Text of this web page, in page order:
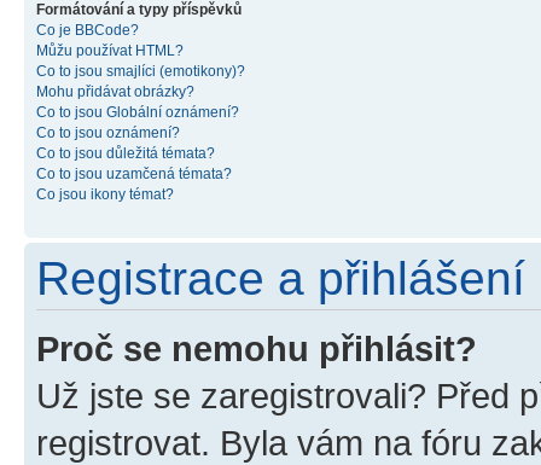
Formátování a typy příspěvků
Co je BBCode?
Můžu používat HTML?
Co to jsou smajlíci (emotikony)?
Mohu přidávat obrázky?
Co to jsou Globální oznámení?
Co to jsou oznámení?
Co to jsou důležitá témata?
Co to jsou uzamčená témata?
Co jsou ikony témat?
Registrace a přihlášení
Proč se nemohu přihlásit?
Už jste se zaregistrovali? Před
registrovat. Byla vám na fóru